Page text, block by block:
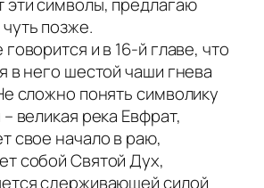
позже.
и в 16-й главе, что
в него шестой чаши гнева
сложно понять символику
великая река Евфрат,
свое начало в раю,
собой Святой Дух,
сдерживающей силой